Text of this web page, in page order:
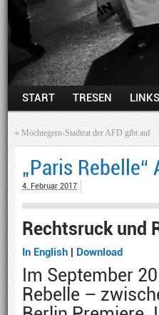
START TRESEN LINKS
« Möchtegern-Stadtrat der AFD gibt auf
„Paris
4. Februar 2017
Rechtsruck und
In English | Download
Im September
Rebelle –